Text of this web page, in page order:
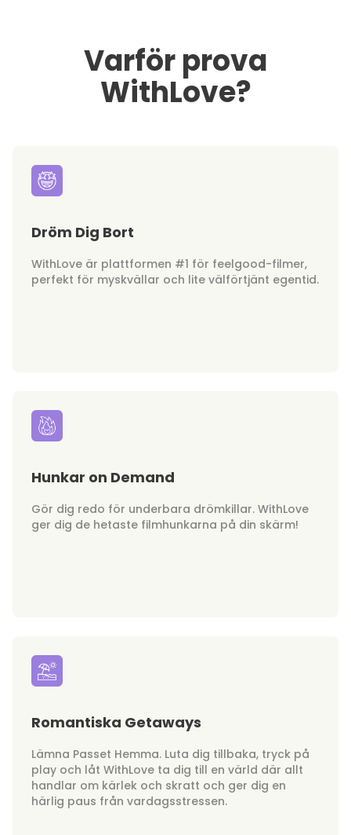
Varför prova
WithLove?
Dröm Dig Bort
WithLove är plattformen #1 för feelgood-filmer,
perfekt för myskvällar och lite välförtjänt egentid.
Hunkar on Demand
Gör dig redo för underbara drömkillar. WithLove
ger dig de hetaste filmhunkarna på din skärm!
Romantiska Getaways
Lämna Passet Hemma. Luta dig tillbaka, tryck på
play och låt WithLove ta dig till en värld där allt
handlar om kärlek och skratt och ger dig en
härlig paus från vardagsstressen.